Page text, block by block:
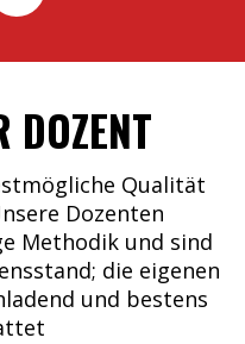
DOZENT
Qualität
Dozenten
Methodik und sind
die eigenen
und bestens